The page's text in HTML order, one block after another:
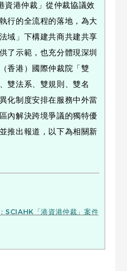
港仲裁」從仲裁協議效
行的全流程的落地，為大
域」下構建共商共建共享
了示範，也充分體現深圳
香港）國際仲裁院「雙
雙法系、雙規則、雙名
化制度安排在服務中外當
內解決跨境爭議的獨特優
推出報道，以下為相關新
SCIAHK「港資港仲裁」案件